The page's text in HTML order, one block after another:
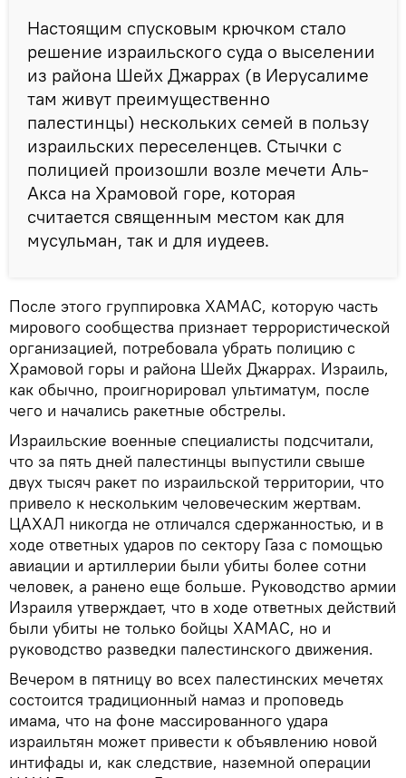
Настоящим спусковым крючком стало
решение израильского суда о выселении
из района Шейх Джаррах (в Иерусалиме
там живут преимущественно
палестинцы) нескольких семей в пользу
израильских переселенцев. Стычки с
полицией произошли возле мечети Аль-
Акса на Храмовой горе, которая
считается священным местом как для
мусульман, так и для иудеев.
После этого группировка ХАМАС, которую часть
мирового сообщества признает террористической
организацией, потребовала убрать полицию с
Храмовой горы и района Шейх Джаррах. Израиль,
как обычно, проигнорировал ультиматум, после
чего и начались ракетные обстрелы.
Израильские военные специалисты подсчитали,
что за пять дней палестинцы выпустили свыше
двух тысяч ракет по израильской территории, что
привело к нескольким человеческим жертвам.
ЦАХАЛ никогда не отличался сдержанностью, и в
ходе ответных ударов по сектору Газа с помощью
авиации и артиллерии были убиты более сотни
человек, а ранено еще больше. Руководство армии
Израиля утверждает, что в ходе ответных действий
были убиты не только бойцы ХАМАС, но и
руководство разведки палестинского движения.
Вечером в пятницу во всех палестинских мечетях
состоится традиционный намаз и проповедь
имама, что на фоне массированного удара
израильтян может привести к объявлению новой
интифады и, как следствие, наземной операции